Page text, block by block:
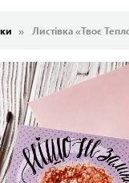
Листівка «Твоє